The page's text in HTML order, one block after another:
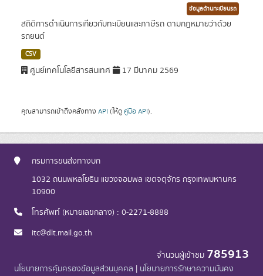
ข้อมูลด้านทะเบียนรถ
สถิติการดำเนินการเกี่ยวกับทะเบียนและภาษีรถ ตามกฎหมายว่าด้วย
รถยนต์
CSV
ศูนย์เทคโนโลยีสารสนเทศ 17 มีนาคม 2569
คุณสามารถเข้าถึงคลังทาง API (ให้ดู คู่มือ API).
กรมการขนส่งทางบก
1032 ถนนพหลโยธิน แขวงจอมพล เขตจตุจักร กรุงเทพมหานคร
10900
โทรศัพท์ (หมายเลขกลาง) : 0-2271-8888
itc@dlt.mail.go.th
จำนวนผู้เข้าชม 785913
นโยบายการคุ้มครองข้อมูลส่วนบุคคล | นโยบายการรักษาความมั่นคง